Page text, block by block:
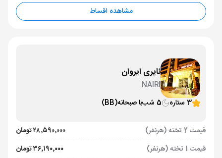
مشاهده اقساط
نایری ایروان
NAIRI
3 ستاره
5 شب با صبحانه(BB)
قیمت 2 تخته (هرنفر)
۲۸٬۵۹۰٬۰۰۰ تومان
قیمت 1 تخته (هرنفر)
۳۶٬۱۹۰٬۰۰۰ تومان